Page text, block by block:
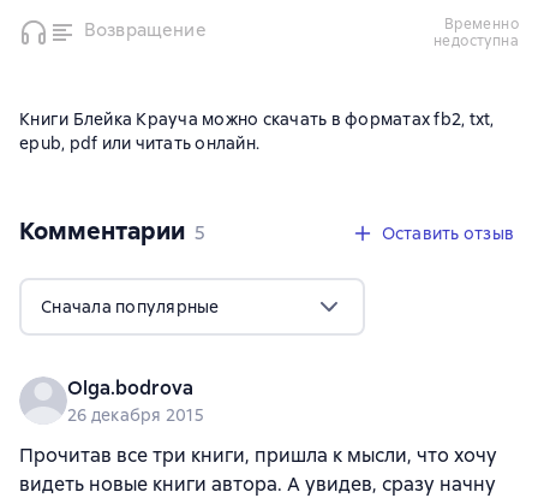
Возвращение
временно
недоступна
Книги Блейка Крауча можно скачать в форматах fb2, txt,
epub, pdf или читать онлайн.
Комментарии 5 отзывов
5 Оставить отзыв
Сначала популярные
Olga.bodrova
26 декабря 2015
Прочитав все три книги, пришла к мысли, что хочу
видеть новые книги автора. А увидев, сразу начну